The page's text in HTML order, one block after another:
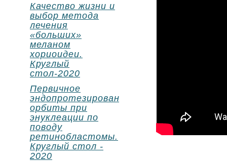
Качество жизни и
выбор метода
лечения
«больших»
меланом
хориоидеи.
Круглый
стол-2020
Первичное
эндопротезирование
орбиты при
энуклеации по
поводу
ретинобластомы.
Круглый стол -
2020